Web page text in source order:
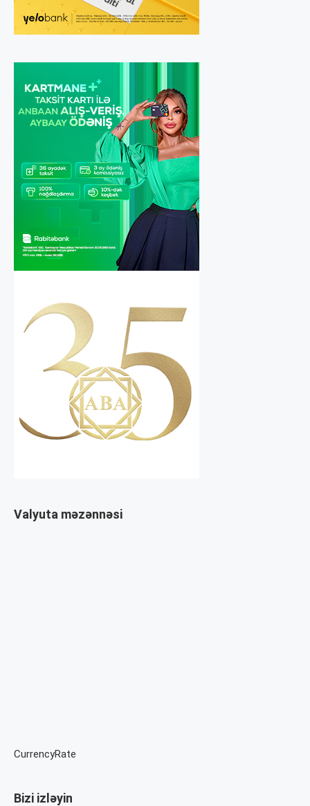
Valyuta məzənnəsi
CurrencyRate
Bizi izləyin